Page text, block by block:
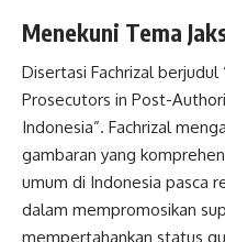
Menekuni Tema
Disertasi Fachrizal
Prosecutors in Post-
Indonesia”. Fachrizal
gambaran yang
umum di Indonesia pasca
dalam mempromosikan
mempertahankan status